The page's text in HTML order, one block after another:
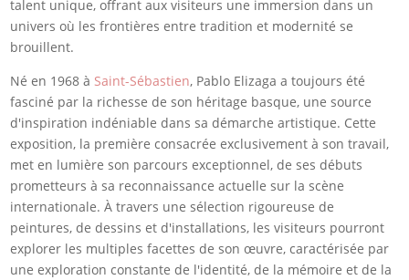
talent unique, offrant aux visiteurs une immersion dans un
univers où les frontières entre tradition et modernité se
brouillent.
Né en 1968 à Saint-Sébastien, Pablo Elizaga a toujours été
fasciné par la richesse de son héritage basque, une source
d'inspiration indéniable dans sa démarche artistique. Cette
exposition, la première consacrée exclusivement à son travail,
met en lumière son parcours exceptionnel, de ses débuts
prometteurs à sa reconnaissance actuelle sur la scène
internationale. À travers une sélection rigoureuse de
peintures, de dessins et d'installations, les visiteurs pourront
explorer les multiples facettes de son œuvre, caractérisée par
une exploration constante de l'identité, de la mémoire et de la